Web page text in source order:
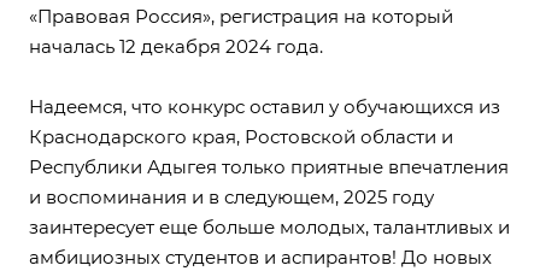
«Правовая Россия», регистрация на который
началась 12 декабря 2024 года.
Надеемся, что конкурс оставил у обучающихся из
Краснодарского края, Ростовской области и
Республики Адыгея только приятные впечатления
и воспоминания и в следующем, 2025 году
заинтересует еще больше молодых, талантливых и
амбициозных студентов и аспирантов! До новых